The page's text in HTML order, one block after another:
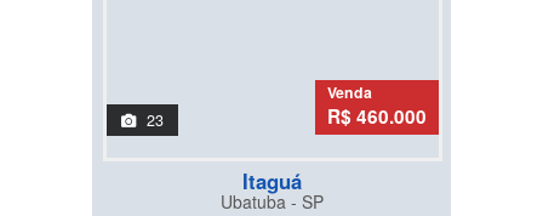
23
Venda
R$ 460.000
Itaguá
Ubatuba - SP